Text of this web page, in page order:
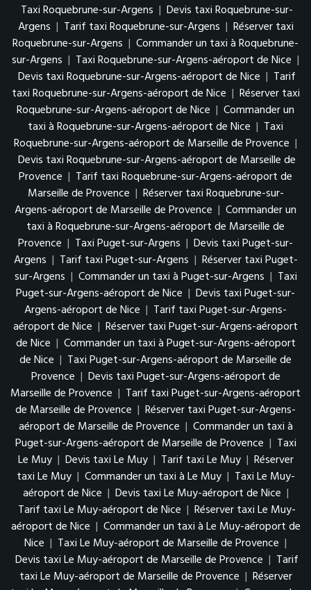
Taxi Roquebrune-sur-Argens | Devis taxi Roquebrune-sur-
Argens | Tarif taxi Roquebrune-sur-Argens | Réserver taxi
Roquebrune-sur-Argens | Commander un taxi à Roquebrune-
sur-Argens | Taxi Roquebrune-sur-Argens-aéroport de Nice |
Devis taxi Roquebrune-sur-Argens-aéroport de Nice | Tarif
taxi Roquebrune-sur-Argens-aéroport de Nice | Réserver taxi
Roquebrune-sur-Argens-aéroport de Nice | Commander un
taxi à Roquebrune-sur-Argens-aéroport de Nice | Taxi
Roquebrune-sur-Argens-aéroport de Marseille de Provence |
Devis taxi Roquebrune-sur-Argens-aéroport de Marseille de
Provence | Tarif taxi Roquebrune-sur-Argens-aéroport de
Marseille de Provence | Réserver taxi Roquebrune-sur-
Argens-aéroport de Marseille de Provence | Commander un
taxi à Roquebrune-sur-Argens-aéroport de Marseille de
Provence | Taxi Puget-sur-Argens | Devis taxi Puget-sur-
Argens | Tarif taxi Puget-sur-Argens | Réserver taxi Puget-
sur-Argens | Commander un taxi à Puget-sur-Argens | Taxi
Puget-sur-Argens-aéroport de Nice | Devis taxi Puget-sur-
Argens-aéroport de Nice | Tarif taxi Puget-sur-Argens-
aéroport de Nice | Réserver taxi Puget-sur-Argens-aéroport
de Nice | Commander un taxi à Puget-sur-Argens-aéroport
de Nice | Taxi Puget-sur-Argens-aéroport de Marseille de
Provence | Devis taxi Puget-sur-Argens-aéroport de
Marseille de Provence | Tarif taxi Puget-sur-Argens-aéroport
de Marseille de Provence | Réserver taxi Puget-sur-Argens-
aéroport de Marseille de Provence | Commander un taxi à
Puget-sur-Argens-aéroport de Marseille de Provence | Taxi
Le Muy | Devis taxi Le Muy | Tarif taxi Le Muy | Réserver
taxi Le Muy | Commander un taxi à Le Muy | Taxi Le Muy-
aéroport de Nice | Devis taxi Le Muy-aéroport de Nice |
Tarif taxi Le Muy-aéroport de Nice | Réserver taxi Le Muy-
aéroport de Nice | Commander un taxi à Le Muy-aéroport de
Nice | Taxi Le Muy-aéroport de Marseille de Provence |
Devis taxi Le Muy-aéroport de Marseille de Provence | Tarif
taxi Le Muy-aéroport de Marseille de Provence | Réserver